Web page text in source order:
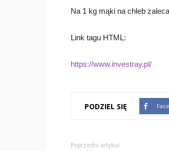
Na 1 kg mąki na chleb
Link tagu HTML:
https://www.investray.pl/
PODZIEL SIĘ
Poprzedni artykuł